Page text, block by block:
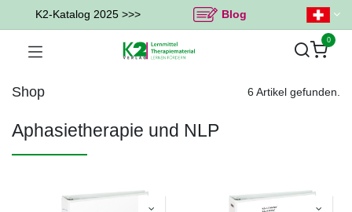
K2-Katalog 2025 >>> Blog
0
Shop 6 Artikel gefunden.
Aphasietherapie und NLP